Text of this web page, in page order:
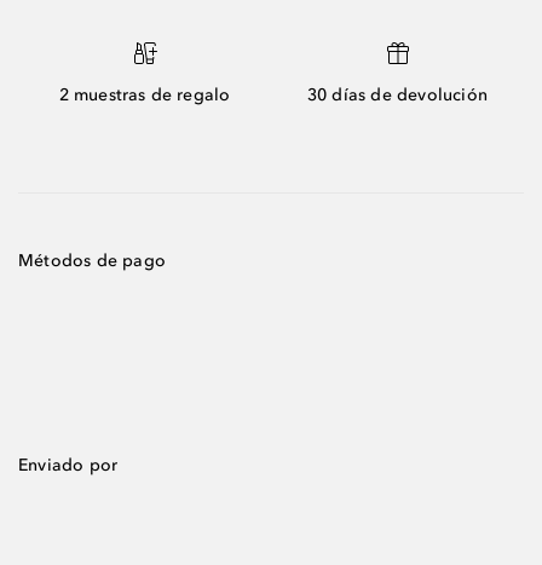
2 muestras de regalo 30 días de devolución
Métodos de pago
Enviado por